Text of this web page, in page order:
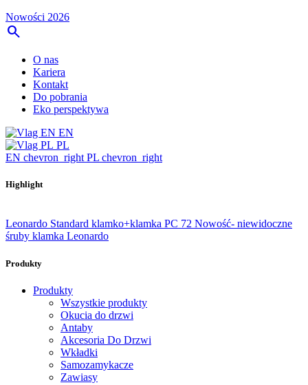
Nowości 2026
search
O nas
Kariera
Kontakt
Do pobrania
Eko perspektywa
EN
PL
EN chevron_right PL chevron_right
Highlight
Leonardo Standard klamko+klamka PC 72 Nowość- niewidoczne
śruby klamka Leonardo
Produkty
Produkty
Wszystkie produkty
Okucia do drzwi
Antaby
Akcesoria Do Drzwi
Wkładki
Samozamykacze
Zawiasy